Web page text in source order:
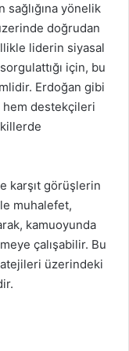
sağlığına yönelik
doğrudan
liderin siyasal
için, bu
Erdoğan gibi
hem destekçileri
karşıt görüşlerin
muhalefet,
kamuoyunda
çalışabilir. Bu
üzerindeki